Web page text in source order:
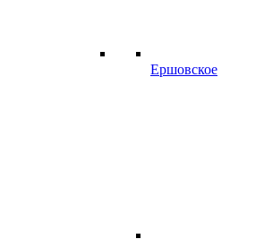
Ершовское